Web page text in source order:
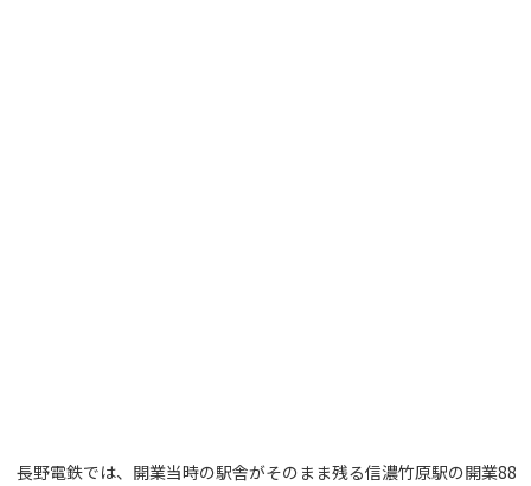
長野電鉄では、開業当時の駅舎がそのまま残る信濃竹原駅の開業88